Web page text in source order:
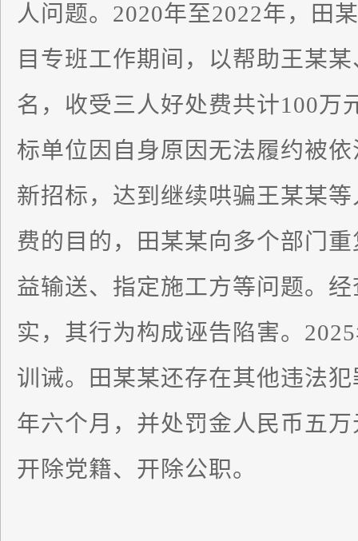
人问题。2020年至2022年，田
目专班工作期间，以帮助王某
名，收受三人好处费共计100万
标单位因自身原因无法履约被
新招标，达到继续哄骗王某某
费的目的，田某某向多个部门
益输送、指定施工方等问题。
实，其行为构成诬告陷害。
训诫。田某某还存在其他违法
年六个月，并处罚金人民币五
开除党籍、开除公职。